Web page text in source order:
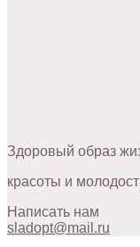
Здоровый образ
красоты и
Написать нам
sladopt@mail.ru